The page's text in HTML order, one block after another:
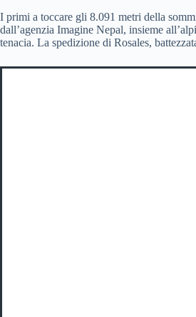
I primi a toccare gli 8.091 metri della
dall’agenzia Imagine Nepal, insieme
tenacia. La spedizione di Rosales,